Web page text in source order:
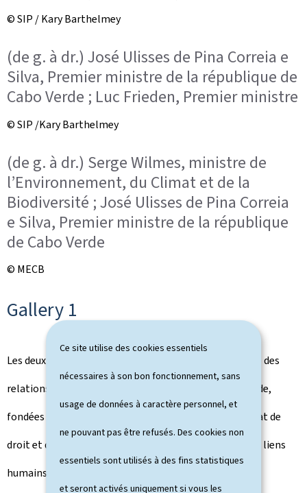
Ce site utilise des cookies essentiels
nécessaires à son bon fonctionnement, sans
usage de données à caractère personnel, et
ne pouvant pas être refusés. Des cookies non
essentiels sont utilisés à des fins statistiques
et seront activés uniquement si vous les
© SIP / Kary Barthelmey
(de g. à dr.) José Ulisses de Pina Correia e
Silva, Premier ministre de la république de
Cabo Verde ; Luc Frieden, Premier ministre
© SIP /Kary Barthelmey
(de g. à dr.) Serge Wilmes, ministre de
l’Environnement, du Climat et de la
Biodiversité ; José Ulisses de Pina Correia
e Silva, Premier ministre de la république
de Cabo Verde
© MECB
Gallery 1
Les deux chefs de gouvernement ont salué l'excellence des
relations d'amitié entre le Luxembourg et le Cabo Verde,
fondées sur des valeurs partagées de démocratie, d'État de
droit et de respect des droits humains, ainsi que sur les liens
humains étroits unissant les deux pays, portés par une